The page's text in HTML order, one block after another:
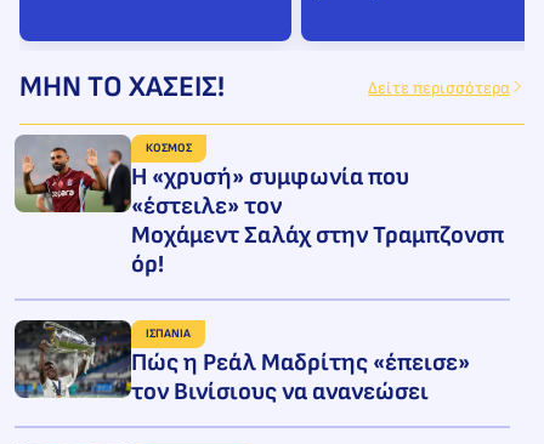
ΜΗΝ ΤΟ ΧΑΣΕΙΣ! Δείτε περισσότερα
ΚΟΣΜΟΣ
H «χρυσή» συμφωνία που
«έστειλε» τον
Μοχάμεντ Σαλάχ στην Τραμπζονσπ
όρ!
ΙΣΠΑΝΙΑ
Πώς η Ρεάλ Μαδρίτης «έπεισε»
τον Βινίσιους να ανανεώσει